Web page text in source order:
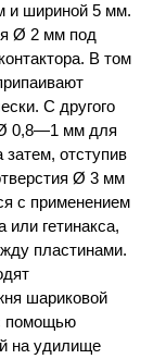
и шириной 5 мм.
Ø 2 мм под
В том
С другого
Ø 0,8—1 мм для
отступив
Ø 3 мм
с применением
или гетинакса,
пластинами.
шариковой
помощью
на удилище